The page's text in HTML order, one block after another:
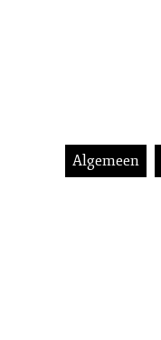
Algemeen